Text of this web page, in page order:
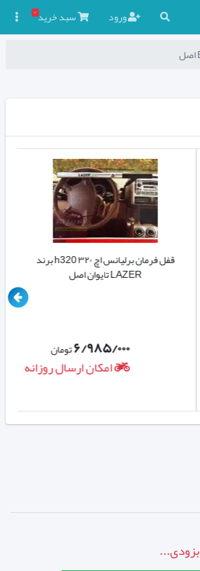
ورود سبدخرید۰
قفل فرمان برلیانس اچ ۳۲۰ h320 برند
LAZER تایوان اصل
۶/۹۸۵/۰۰۰تومان
امکان ارسال روزانه
بزودی...